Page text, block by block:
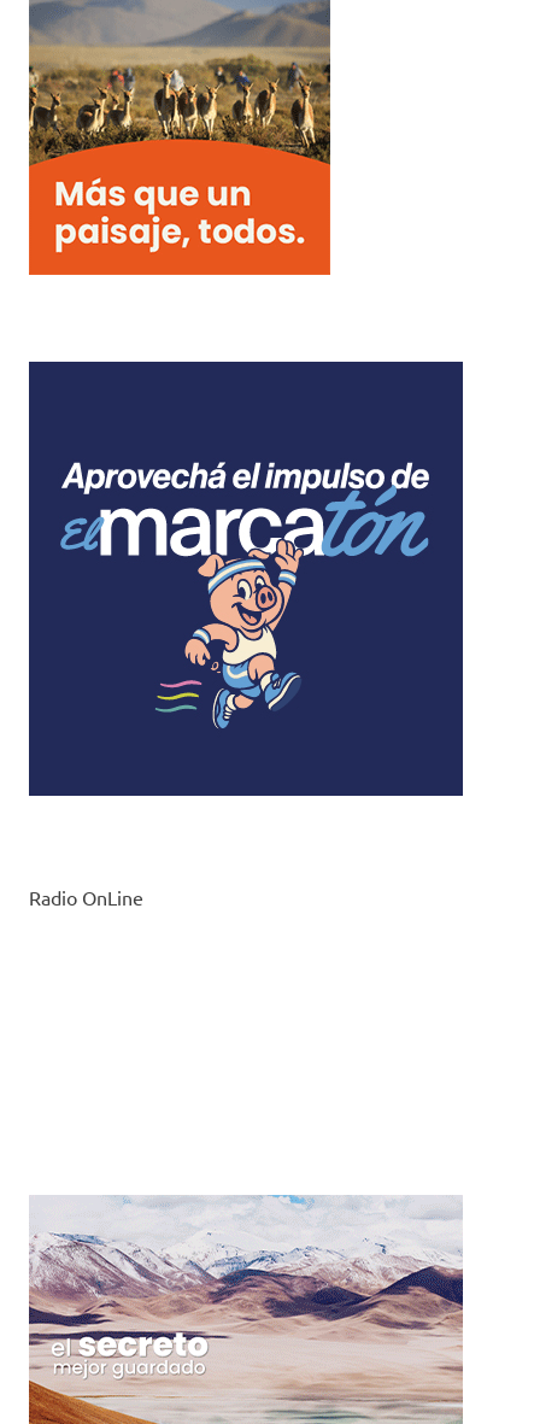
Radio OnLine